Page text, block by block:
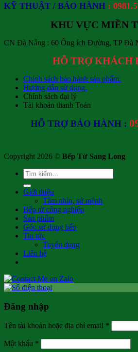
KỸ THUẬT / BẢO HÀNH :
KHU VỰC MIỀN
CN Đà Nẵng : 60 Ông ích Đường, TP Đà
HỖ TRỢ KHÁCH
Chính sách bảo hành sản phẩm.
Hướng dẫn sử dụng.
Chính sách đại lý
Tài khoản thanh Toán
HỖ TRỢ BẢO HÀNH :
Copyright 2026 © Bếp Từ Sang Long
Tìm
kiếm:
Giới thiệu
Tầm nhìn, sứ mệnh
Bếp từ công nghiệp
Sản phẩm
Góc sử dụng bếp
Tin tức
Tuyển dụng
Liên hệ
Đăng nhập
Tên tài khoản hoặc địa chỉ email *
buộc
Mật khẩu *